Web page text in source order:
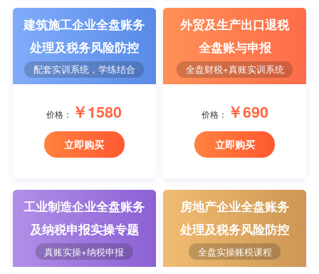
建筑施工企业全盘账务
处理及税务风险防控
配套实训系统，学练结合
价格： ￥1580
立即购买
外贸及生产出口退税
全盘账与申报
全盘财税+真账实训系统
价格： ￥690
立即购买
工业制造企业全盘账务
及纳税申报实操专题
真账实操+纳税申报
房地产企业全盘账务
处理及税务风险防控
全盘实操账税课程